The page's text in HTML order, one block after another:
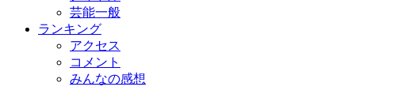
芸能一般
ランキング
アクセス
コメント
みんなの感想